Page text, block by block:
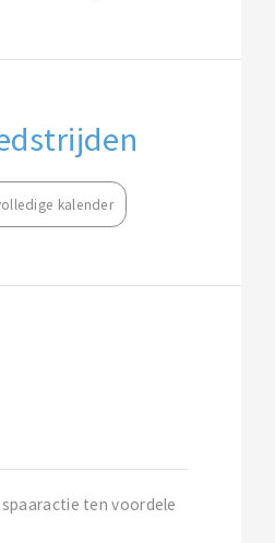
kalender
ten voordele